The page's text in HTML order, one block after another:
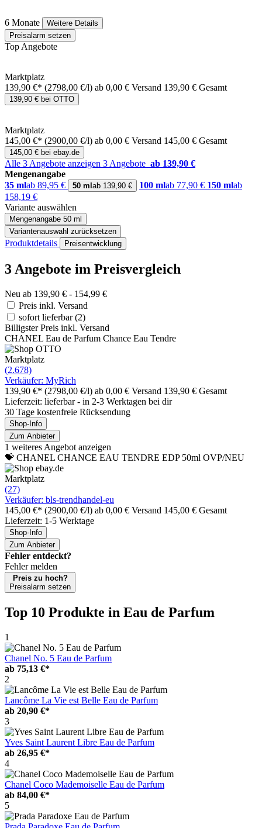
6 Monate
Weitere Details
Preisalarm setzen
Top Angebote
Marktplatz
139,90 €* (2798,00 €/l) ab 0,00 € Versand 139,90 € Gesamt
139,90 € bei OTTO
Marktplatz
145,00 €* (2900,00 €/l) ab 0,00 € Versand 145,00 € Gesamt
145,00 € bei ebay.de
Alle 3 Angebote anzeigen 3 Angebote ab 139,90 €
Mengenangabe
35 mlab 89,95 € 50 ml ab 139,90 € 100 mlab 77,90 € 150 mlab
158,19 €
Variante auswählen
Mengenangabe 50 ml
Variantenauswahl zurücksetzen
Produktdetails Preisentwicklung
3 Angebote im Preisvergleich
Neu ab 139,90 € - 154,99 €
Preis inkl. Versand
sofort lieferbar(2)
Billigster Preis inkl. Versand
CHANEL Eau de Parfum Chance Eau Tendre
Marktplatz
(2.678)
Verkäufer: MyRich
139,90 €* (2798,00 €/l) ab 0,00 € Versand 139,90 € Gesamt
Lieferzeit: lieferbar - in 2-3 Werktagen bei dir
30 Tage kostenfreie Rücksendung
Shop-Info
Zum Anbieter
1 weiteres Angebot anzeigen
💝 CHANEL CHANCE EAU TENDRE EDP 50ml OVP/NEU
Marktplatz
(27)
Verkäufer: bls-trendhandel-eu
145,00 €* (2900,00 €/l) ab 0,00 € Versand 145,00 € Gesamt
Lieferzeit: 1-5 Werktage
Shop-Info
Zum Anbieter
Fehler entdeckt?
Fehler melden
Preis zu hoch?
Preisalarm setzen
Top 10 Produkte in Eau de Parfum
1
Chanel No. 5 Eau de Parfum
ab 75,13 €*
2
Lancôme La Vie est Belle Eau de Parfum
ab 20,90 €*
3
Yves Saint Laurent Libre Eau de Parfum
ab 26,95 €*
4
Chanel Coco Mademoiselle Eau de Parfum
ab 84,00 €*
5